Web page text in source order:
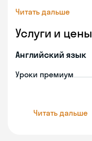
Читать дальше
Услуги и цены
Английский язык
Уроки премиум
Читать дальше